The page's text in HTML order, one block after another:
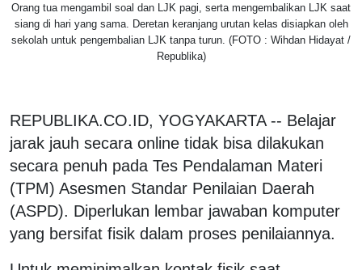
Orang tua mengambil soal dan LJK pagi, serta mengembalikan LJK saat
siang di hari yang sama. Deretan keranjang urutan kelas disiapkan oleh
sekolah untuk pengembalian LJK tanpa turun. (FOTO : Wihdan Hidayat /
Republika)
REPUBLIKA.CO.ID, YOGYAKARTA -- Belajar
jarak jauh secara online tidak bisa dilakukan
secara penuh pada Tes Pendalaman Materi
(TPM) Asesmen Standar Penilaian Daerah
(ASPD). Diperlukan lembar jawaban komputer
yang bersifat fisik dalam proses penilaiannya.